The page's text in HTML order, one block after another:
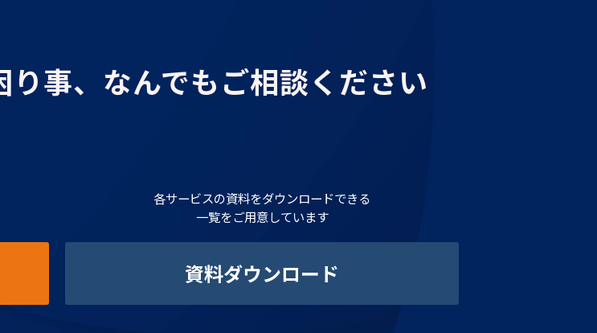
事、なんでもご相談ください
各サービスの資料をダウンロードできる
一覧をご用意しています
資料ダウンロード